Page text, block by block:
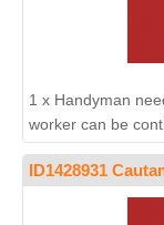
1 x Handyman
worker can be
ID1428931